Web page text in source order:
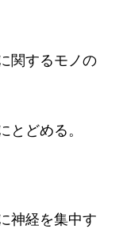
関するモノの
とどめる。
神経を集中す